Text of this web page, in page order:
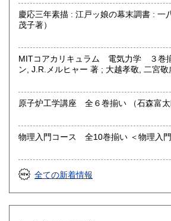
歴史、自然科学、美術工芸、近代文献、
ー、古書一般（その他）
版画関連など
慶応三年素描 : 江戸ッ娘の幕末調書 : 一八
茂子著）
MITコアカリキュラム 電気力学 ３巻揃い （H.H.ウ
ン, J.R.メルヒャー 著 ; 大越孝敬, 二宮敬
原子炉工学講座 全６巻揃い
物理入門コース 全10巻揃い ＜物理入
全ての新着情報